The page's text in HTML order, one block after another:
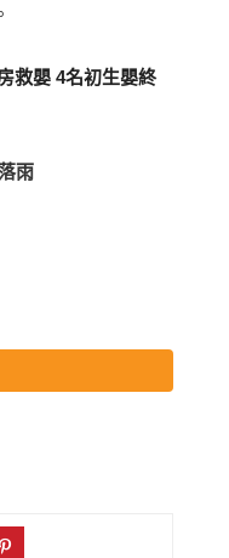
救嬰 4名初生嬰終
雨
術